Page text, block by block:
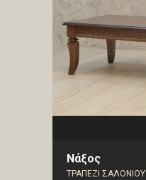
Νάξος
ΤΡΑΠΕΖΙ ΣΑΛΟΝΙΟΥ